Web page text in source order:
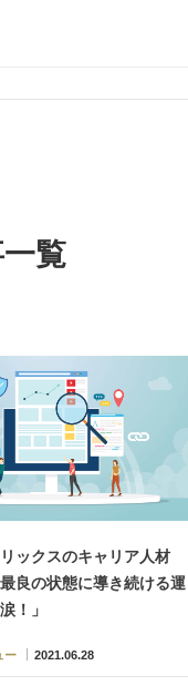
覧
ックスのキャリア人材
最良の状態に導き続ける運
！」
ー 2021.06.28